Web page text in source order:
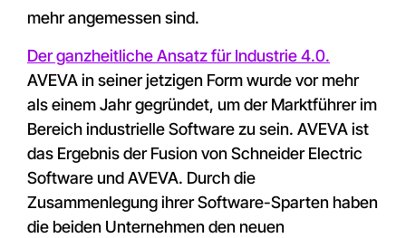
mehr angemessen sind.
Der ganzheitliche Ansatz für Industrie 4.0.
AVEVA in seiner jetzigen Form wurde vor mehr
als einem Jahr gegründet, um der Marktführer im
Bereich industrielle Software zu sein. AVEVA ist
das Ergebnis der Fusion von Schneider Electric
Software und AVEVA. Durch die
Zusammenlegung ihrer Software-Sparten haben
die beiden Unternehmen den neuen